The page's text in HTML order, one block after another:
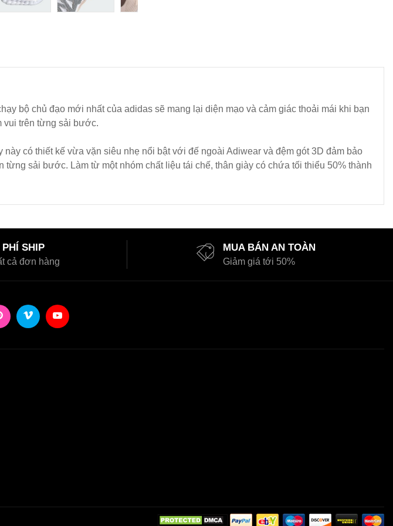
bộ chủ đạo mới nhất của adidas sẽ mang lại diện mạo và cảm giác thoải mái khi bạn
vui trên từng sải bước.
có thiết kế vừa vặn siêu nhẹ nổi bật với đế ngoài Adiwear và đệm gót 3D đảm bảo
sải bước. Làm từ một nhóm chất liệu tái chế, thân giày có chứa tối thiểu 50% thành
PHÍ SHIP
cả đơn hàng
MUA BÁN AN TOÀN
Giảm giá tới 50%